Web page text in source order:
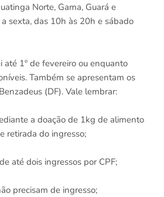
Norte, Gama, Guará e
sexta, das 10h às 20h e sábado
até 1º de fevereiro ou enquanto
Também se apresentam os
(DF). Vale lembrar:
a doação de 1kg de alimento
retirada do ingresso;
até dois ingressos por CPF;
precisam de ingresso;